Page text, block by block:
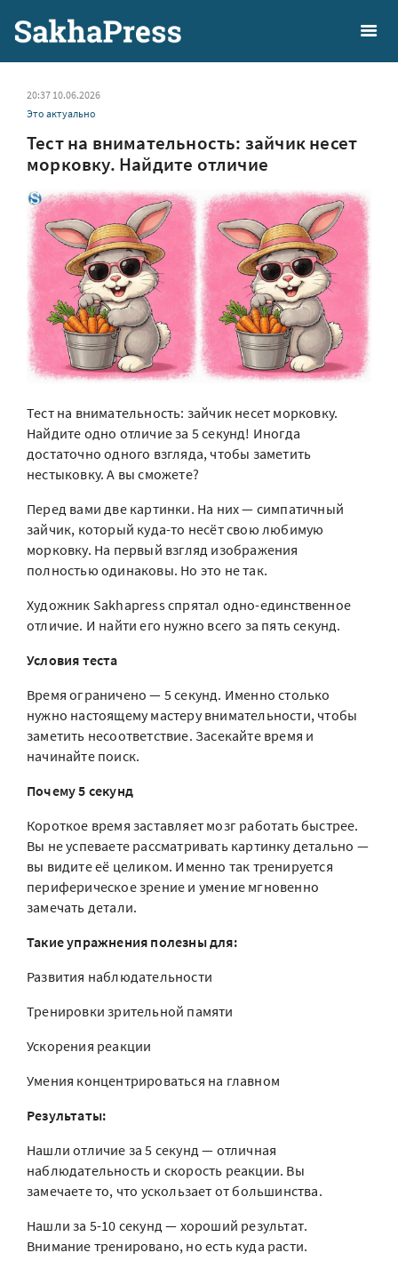
20:37 10.06.2026
Это актуально
Тест на внимательность: зайчик несет
морковку. Найдите отличие
Тест на внимательность: зайчик несет морковку.
Найдите одно отличие за 5 секунд! Иногда
достаточно одного взгляда, чтобы заметить
нестыковку. А вы сможете?
Перед вами две картинки. На них — симпатичный
зайчик, который куда-то несёт свою любимую
морковку. На первый взгляд изображения
полностью одинаковы. Но это не так.
Художник Sakhapress спрятал одно-единственное
отличие. И найти его нужно всего за пять секунд.
Условия теста
Время ограничено — 5 секунд. Именно столько
нужно настоящему мастеру внимательности, чтобы
заметить несоответствие. Засекайте время и
начинайте поиск.
Почему 5 секунд
Короткое время заставляет мозг работать быстрее.
Вы не успеваете рассматривать картинку детально —
вы видите её целиком. Именно так тренируется
периферическое зрение и умение мгновенно
замечать детали.
Такие упражнения полезны для:
Развития наблюдательности
Тренировки зрительной памяти
Ускорения реакции
Умения концентрироваться на главном
Результаты:
Нашли отличие за 5 секунд — отличная
наблюдательность и скорость реакции. Вы
замечаете то, что ускользает от большинства.
Нашли за 5-10 секунд — хороший результат.
Внимание тренировано, но есть куда расти.